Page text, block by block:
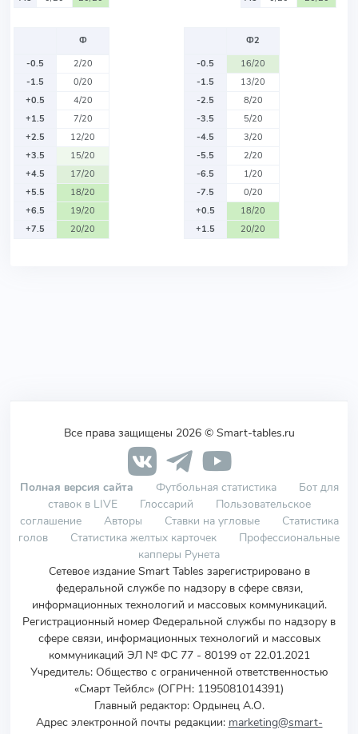
Ф
-0.5
2/20
-1.5
0/20
+0.5
4/20
+1.5
7/20
+2.5
12/20
+3.5
15/20
+4.5
17/20
+5.5
18/20
+6.5
19/20
+7.5
20/20
Ф2
-0.5
16/20
-1.5
13/20
-2.5
8/20
-3.5
5/20
-4.5
3/20
-5.5
2/20
-6.5
1/20
-7.5
0/20
+0.5
18/20
+1.5
20/20
Все права защищены 2026 © Smart-tables.ru
Полная версия сайта Футбольная статистика
Бот для
ставок в LIVE
Глоссарий
Пользовательское
соглашение
Авторы Ставки на угловые
Статистика
голов
Статистика желтых карточек
Профессиональные
капперы Рунета
Сетевое издание Smart Tables зарегистрировано в
федеральной службе по надзору в сфере связи,
информационных технологий и массовых коммуникаций.
Регистрационный номер Федеральной службы по надзору в
сфере связи, информационных технологий и массовых
коммуникаций ЭЛ № ФС 77 - 80199 от 22.01.2021
Учредитель: Общество с ограниченной ответственностью
«Смарт Тейблс» (ОГРН: 1195081014391)
Главный редактор: Ордынец А.О.
Адрес электронной почты редакции: marketing@smart-